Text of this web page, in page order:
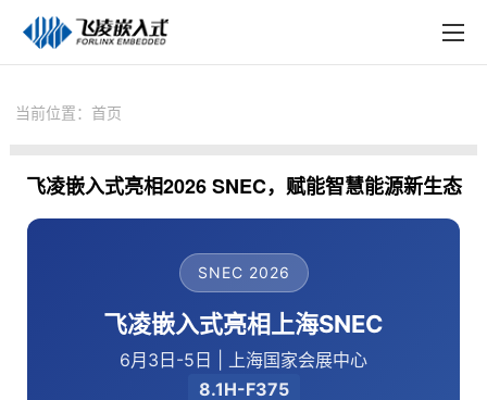
技术与支持
在线购买
当前位置： 首页
飞凌嵌入式亮相2026 SNEC，赋能智慧能源新生态
SNEC 2026
飞凌嵌入式亮相上海SNEC
6月3日-5日 | 上海国家会展中心
8.1H-F375